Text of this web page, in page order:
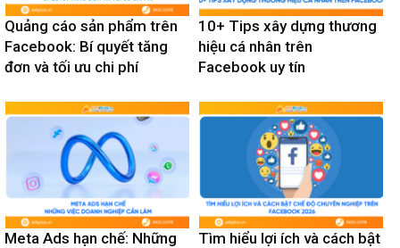
Quảng cáo sản phẩm trên
Facebook: Bí quyết tăng
đơn và tối ưu chi phí
10+ Tips xây dựng thương
hiệu cá nhân trên
Facebook uy tín
Meta Ads hạn chế: Những
Tìm hiểu lợi ích và cách bật